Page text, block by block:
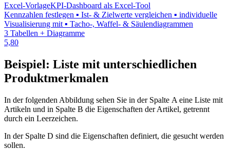
Excel-VorlageKPI-Dashboard als Excel-Tool
Kennzahlen festlegen ▪ Ist- & Zielwerte vergleichen ▪ individuelle
Visualisierung mit ▪ Tacho-, Waffel- & Säulendiagrammen
3 Tabellen + Diagramme
5,80
Beispiel: Liste mit unterschiedlichen
Produktmerkmalen
In der folgenden Abbildung sehen Sie in der Spalte A eine Liste mit
Artikeln und in Spalte B die Eigenschaften der Artikel, getrennt
durch ein Leerzeichen.
In der Spalte D sind die Eigenschaften definiert, die gesucht werden
sollen.